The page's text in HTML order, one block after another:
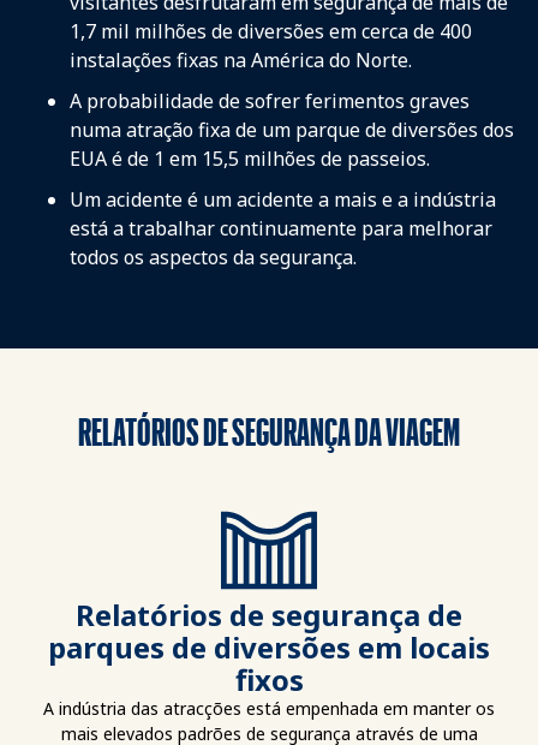
1,7 mil milhões de diversões em cerca de 400
instalações fixas na América do Norte.
A probabilidade de sofrer ferimentos graves
numa atração fixa de um parque de diversões dos
EUA é de 1 em 15,5 milhões de passeios.
Um acidente é um acidente a mais e a indústria
está a trabalhar continuamente para melhorar
todos os aspectos da segurança.
RELATÓRIOS DE SEGURANÇA DA VIAGEM
Relatórios de segurança de
parques de diversões em locais
fixos
A indústria das atracções está empenhada em manter os
mais elevados padrões de segurança através de uma